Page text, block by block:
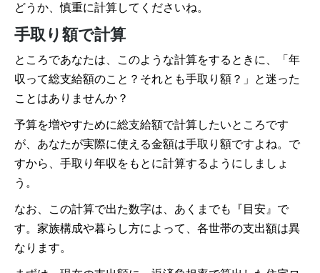
どうか、慎重に計算してくださいね。
手取り額で計算
ところであなたは、このような計算をするときに、「年
収って総支給額のこと？それとも手取り額？」と迷った
ことはありませんか？
予算を増やすために総支給額で計算したいところです
が、あなたが実際に使える金額は手取り額ですよね。で
すから、手取り年収をもとに計算するようにしましょ
う。
なお、この計算で出た数字は、あくまでも『目安』で
す。家族構成や暮らし方によって、各世帯の支出額は異
なります。